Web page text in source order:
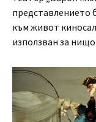
представлението
към живот
използван за